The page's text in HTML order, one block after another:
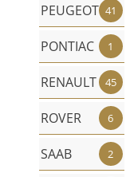
PEUGEOT 41
PONTIAC 1
RENAULT 45
ROVER 6
SAAB 2